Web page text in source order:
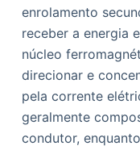
enrolamento
receber a energia
núcleo
direcionar e
pela corrente
geralmente
condutor,